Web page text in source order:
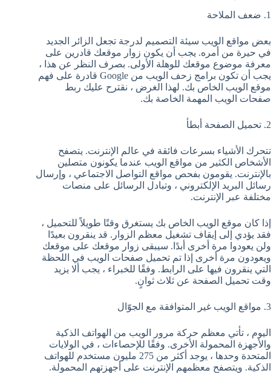
1. ضعف الملاحة
بعض مواقع الويب سيئة التصميم لدرجة تجعل الزائر الجديد
في حيرة من أمره. يجب أن يكون زوار موقعك قادرين على
معرفة موضوع موقعك للوهلة الأولى. بصرف النظر عن هذا ،
يجب أن تكون برامج زحف الويب من Google قادرة على فهم
موقع الويب الخاص بك. لهذا الغرض ، نقترح عليك ربط
صفحات الويب المهمة الخاصة بك.
2. تحميل الصفحة أبطأ
تتحرك الأشياء بسرعات فائقة في عالم الإنترنت. يتصفح
الأشخاص الكثير من مواقع الويب عندما يكونون متصلين
بالإنترنت. يقومون بفحص مواقع التواصل الاجتماعي ، وإرسال
رسائل البريد الإلكتروني ، وتبادل الرسائل على منصات
مختلفة عبر الإنترنت.
إذا كان موقع الويب الخاص بك يستغرق وقتًا طويلاً للتحميل ،
فقد يؤدي إلى إيقاف تشغيل معظم الزوار. قد ينقرون بعيدًا
ولن يعودوا مرة أخرى أبدًا. سيبقى زوار موقعك على موقعك
ويعودون مرة أخرى إذا تم تحميل صفحات الويب في اللحظة
التي ينقرون فيها على الرابط. وفقًا للخبراء ، يجب ألا يزيد
وقت تحميل الصفحة عن ثلاث ثوانٍ.
3. مواقع الويب غير المتوافقة مع الجوّال
اليوم ، تأتي معظم حركة مرور الويب من الهواتف الذكية
والأجهزة المحمولة الأخرى. وفقًا للإحصاءات ، في الولايات
المتحدة وحدها ، يوجد أكثر من 275 مليون مستخدم للهواتف
الذكية. ويتصفح معظمهم الإنترنت على أجهزتهم المحمولة.